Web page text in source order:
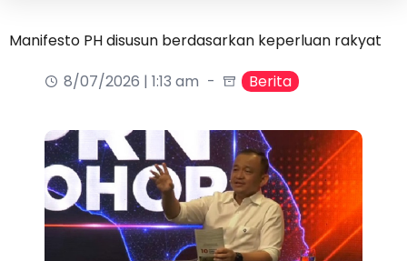
Manifesto PH disusun berdasarkan keperluan rakyat
8/07/2026 | 1:13 am
Berita